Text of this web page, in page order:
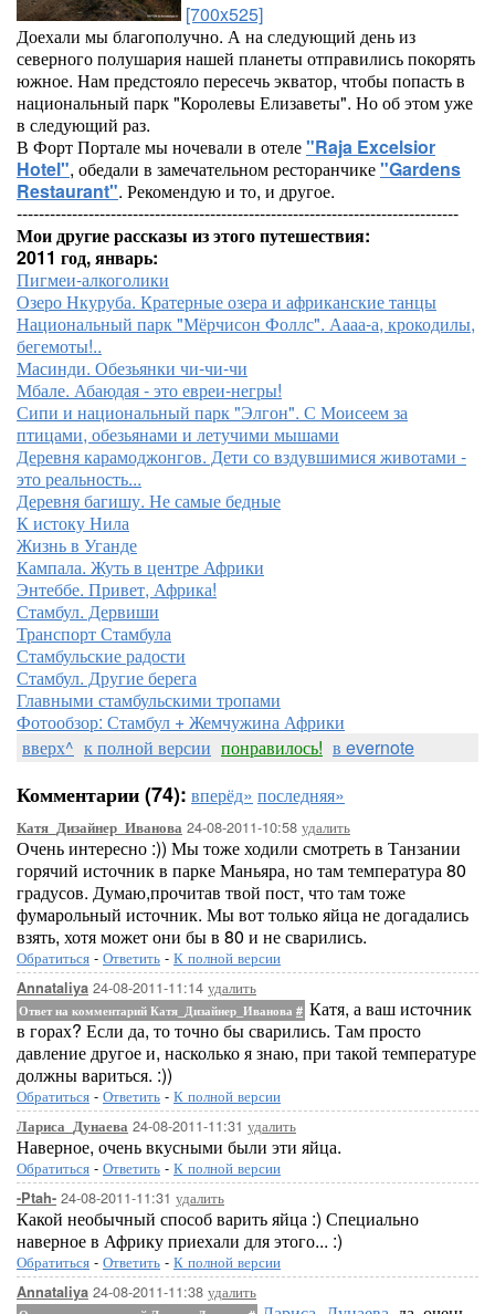
[700x525]
Доехали мы благополучно. А на следующий день из
северного полушария нашей планеты отправились покорять
южное. Нам предстояло пересечь экватор, чтобы попасть в
национальный парк "Королевы Елизаветы". Но об этом уже
в следующий раз.
В Форт Портале мы ночевали в отеле"Raja Excelsior
Hotel", обедали в замечательном ресторанчике"Gardens
Restaurant". Рекомендую и то, и другое.
--------------------------------------------------------------------------------
Мои другие рассказы из этого путешествия:
2011 год, январь:
Пигмеи-алкоголики
Озеро Нкуруба. Кратерные озера и африканские танцы
Национальный парк "Мёрчисон Фоллс". Аааа-а, крокодилы,
бегемоты!..
Масинди. Обезьянки чи-чи-чи
Мбале. Абаюдая - это евреи-негры!
Сипи и национальный парк "Элгон". С Моисеем за
птицами, обезьянами и летучими мышами
Деревня карамоджонгов. Дети со вздувшимися животами -
это реальность...
Деревня багишу. Не самые бедные
К истоку Нила
Жизнь в Уганде
Кампала. Жуть в центре Африки
Энтеббе. Привет, Африка!
Стамбул. Дервиши
Транспорт Стамбула
Стамбульские радости
Стамбул. Другие берега
Главными стамбульскими тропами
Фотообзор: Стамбул + Жемчужина Африки
вверх^ к полной версии понравилось! в evernote
Комментарии (74): вперёд» последняя»
Катя_Дизайнер_Иванова 24-08-2011-10:58 удалить
Очень интересно :)) Мы тоже ходили смотреть в Танзании
горячий источник в парке Маньяра, но там температура 80
градусов. Думаю,прочитав твой пост, что там тоже
фумарольный источник. Мы вот только яйца не догадались
взять, хотя может они бы в 80 и не сварились.
Обратиться - Ответить - К полной версии
Annataliya 24-08-2011-11:14 удалить
Ответ на комментарий Катя_Дизайнер_Иванова # Катя, а ваш источник
в горах? Если да, то точно бы сварились. Там просто
давление другое и, насколько я знаю, при такой температуре
должны вариться. :))
Обратиться - Ответить - К полной версии
Лариса_Дунаева 24-08-2011-11:31 удалить
Наверное, очень вкусными были эти яйца.
Обратиться - Ответить - К полной версии
-Ptah- 24-08-2011-11:31 удалить
Какой необычный способ варить яйца :) Специально
наверное в Африку приехали для этого... :)
Обратиться - Ответить - К полной версии
Annataliya 24-08-2011-11:38 удалить